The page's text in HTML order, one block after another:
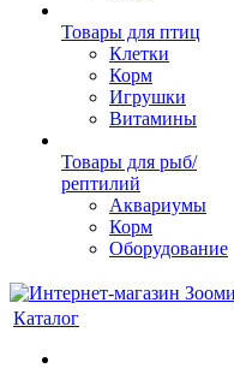
Товары для птиц
Клетки
Корм
Игрушки
Витамины
Товары для рыб/
рептилий
Аквариумы
Корм
Оборудование
Каталог